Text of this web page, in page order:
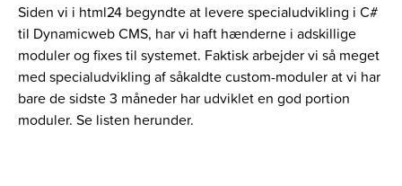
Siden vi i html24 begyndte at levere specialudvikling i C#
til Dynamicweb CMS, har vi haft hænderne i adskillige
moduler og fixes til systemet. Faktisk arbejder vi så meget
med specialudvikling af såkaldte custom-moduler at vi har
bare de sidste 3 måneder har udviklet en god portion
moduler. Se listen herunder.